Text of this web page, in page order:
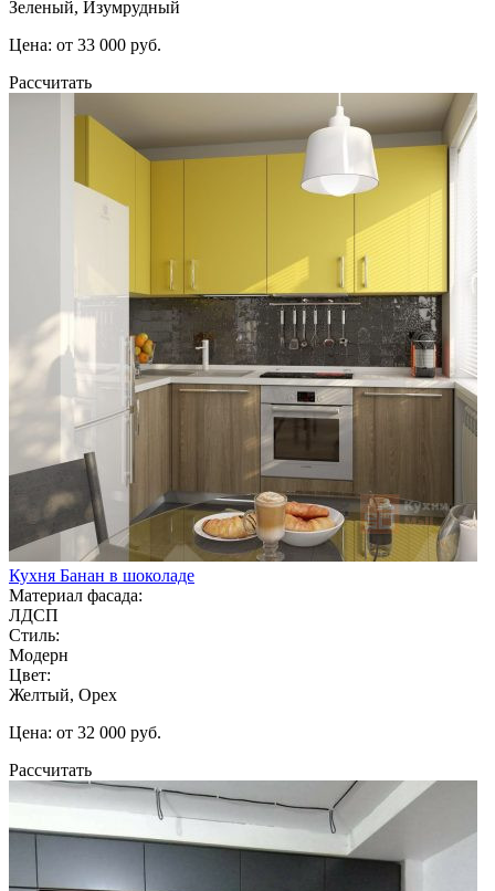
Зеленый, Изумрудный
Цена: от 33 000 руб.
Рассчитать
Кухня Банан в шоколаде
Материал фасада:
ЛДСП
Стиль:
Модерн
Цвет:
Желтый, Орех
Цена: от 32 000 руб.
Рассчитать